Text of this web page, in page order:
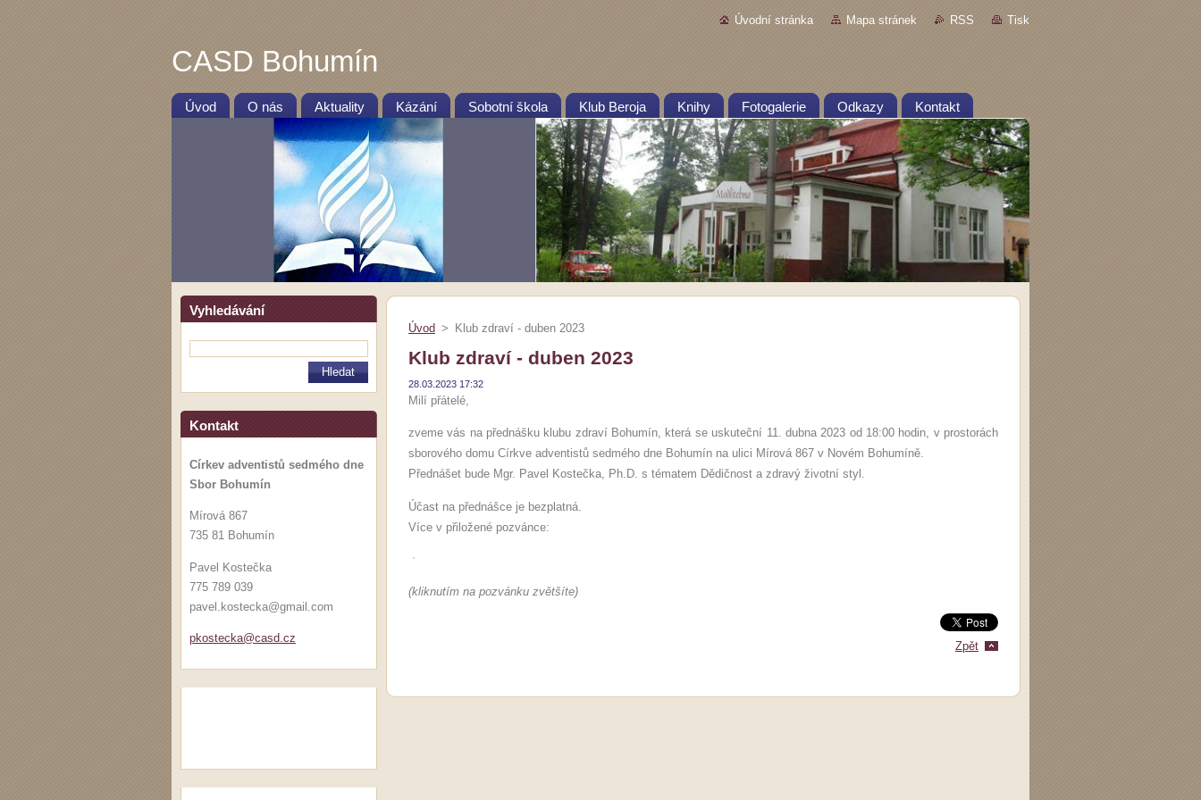
Úvodní stránka Mapa stránek RSS Tisk
CASD Bohumín
Úvod O nás Aktuality Kázání Sobotní škola Klub Beroja Knihy Fotogalerie Odkazy Kontakt
Vyhledávání
Kontakt
Církev adventistů sedmého dne
Sbor Bohumín
Mírová 867
735 81 Bohumín
Pavel Kostečka
775 789 039
pavel.kostecka@gmail.com
pkostecka@casd.cz
Úvod > Klub zdraví - duben 2023
Klub zdraví - duben 2023
28.03.2023 17:32
Milí přátelé,
zveme vás na přednášku klubu zdraví Bohumín, která se uskuteční 11. dubna 2023 od 18:00 hodin, v prostorách
sborového domu Církve adventistů sedmého dne Bohumín na ulici Mírová 867 v Novém Bohumíně.
Přednášet bude Mgr. Pavel Kostečka, Ph.D. s tématem Dědičnost a zdravý životní styl.
Účast na přednášce je bezplatná.
Více v přiložené pozvánce:
(kliknutím na pozvánku zvětšíte)
Zpět